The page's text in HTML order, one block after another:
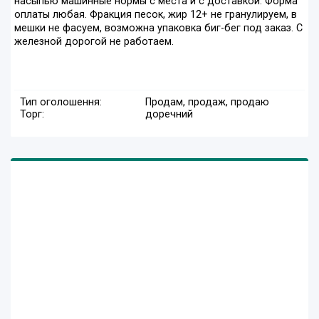
оплаты любая. Фракция песок, жир 12+ не гранулируем, в
мешки не фасуем, возможна упаковка биг-бег под заказ. С
железной дорогой не работаем.
Тип оголошення:
Продам, продаж, продаю
Торг:
доречний